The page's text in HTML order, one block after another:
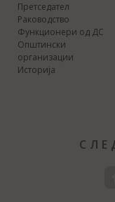
Претседател
Раководство
Функционери од ДС
Општински
организации
Историја